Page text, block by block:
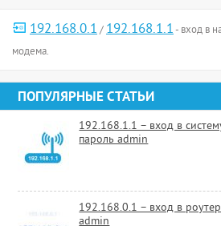
192.168.0.1/192.168.1.1- вход в
модема.
ПОПУЛЯРНЫЕ СТАТЬИ
192.168.1.1 – вход в
пароль admin
192.168.0.1 – вход в
admin